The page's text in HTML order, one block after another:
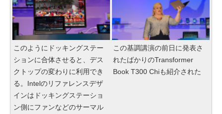
このようにドッキングステー
ションに合体させると、デス
クトップの変わりに利用でき
る。Intelのリファレンスデザ
インはドッキングステーショ
ン側にファンなどのサーマル
この基調講演の前日に発表さ
れたばかりのTransformer
Book T300 Chiも紹介された